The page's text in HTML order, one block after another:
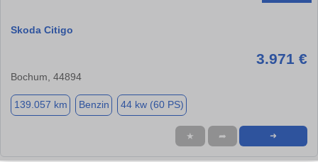
Skoda Citigo
3.971 €
Bochum, 44894
139.057 km Benzin 44 kw (60 PS)
★ ➦ ➜